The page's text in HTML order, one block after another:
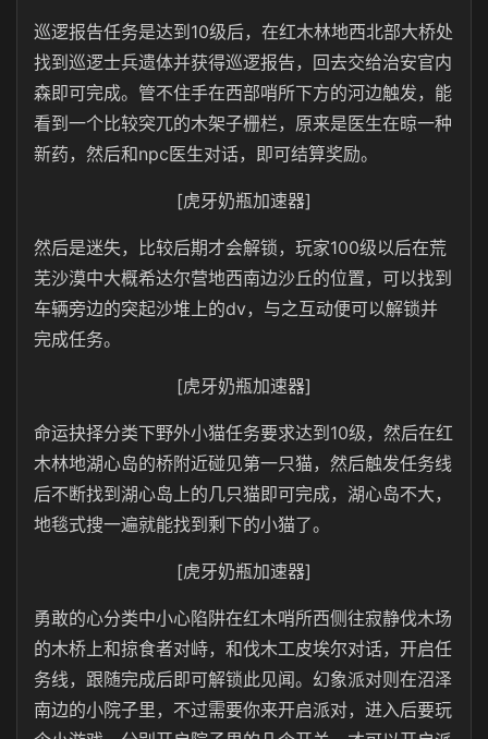
巡逻报告任务是达到10级后，在红木林地西北部大桥处
找到巡逻士兵遗体并获得巡逻报告，回去交给治安官内
森即可完成。管不住手在西部哨所下方的河边触发，能
看到一个比较突兀的木架子栅栏，原来是医生在晾一种
新药，然后和npc医生对话，即可结算奖励。
[虎牙奶瓶加速器]
然后是迷失，比较后期才会解锁，玩家100级以后在荒
芜沙漠中大概希达尔营地西南边沙丘的位置，可以找到
车辆旁边的突起沙堆上的dv，与之互动便可以解锁并
完成任务。
[虎牙奶瓶加速器]
命运抉择分类下野外小猫任务要求达到10级，然后在红
木林地湖心岛的桥附近碰见第一只猫，然后触发任务线
后不断找到湖心岛上的几只猫即可完成，湖心岛不大，
地毯式搜一遍就能找到剩下的小猫了。
[虎牙奶瓶加速器]
勇敢的心分类中小心陷阱在红木哨所西侧往寂静伐木场
的木桥上和掠食者对峙，和伐木工皮埃尔对话，开启任
务线，跟随完成后即可解锁此见闻。幻象派对则在沼泽
南边的小院子里，不过需要你来开启派对，进入后要玩